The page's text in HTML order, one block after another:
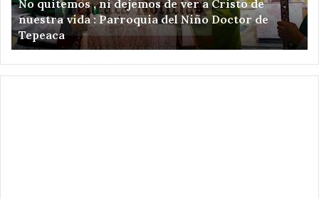
a
Cristo
de
nuestra
vida
:
No quitemos , ni dejemos de ver a Cristo de
nuestra vida : Parroquia del Niño Doctor de
Tepeaca
en
la
9